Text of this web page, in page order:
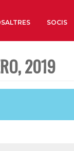
SOCIS
2019